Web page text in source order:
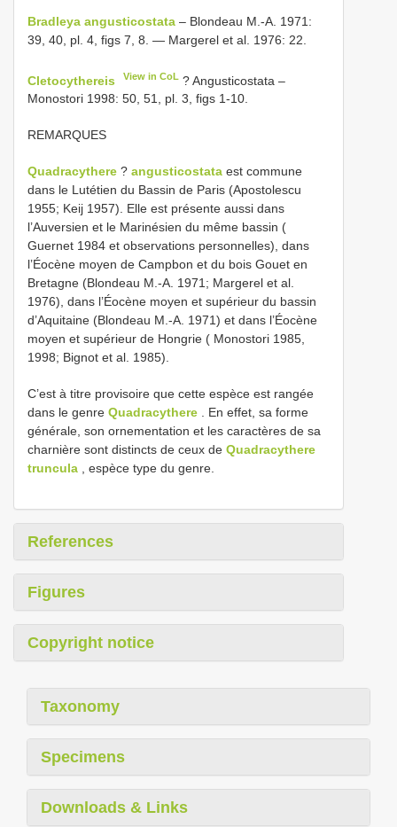
Bradleya angusticostata – Blondeau M.-A. 1971:
39, 40, pl. 4, figs 7, 8. — Margerel et al. 1976: 22.
Cletocythereis View in CoL ? Angusticostata –
Monostori 1998: 50, 51, pl. 3, figs 1-10.
REMARQUES
Quadracythere ? angusticostata est commune
dans le Lutétien du Bassin de Paris (Apostolescu
1955; Keij 1957). Elle est présente aussi dans
l’Auversien et le Marinésien du même bassin (
Guernet 1984 et observations personnelles), dans
l’Éocène moyen de Campbon et du bois Gouet en
Bretagne (Blondeau M.-A. 1971; Margerel et al.
1976), dans l’Éocène moyen et supérieur du bassin
d’Aquitaine (Blondeau M.-A. 1971) et dans l’Éocène
moyen et supérieur de Hongrie ( Monostori 1985,
1998; Bignot et al. 1985).
C’est à titre provisoire que cette espèce est rangée
dans le genre Quadracythere . En effet, sa forme
générale, son ornementation et les caractères de sa
charnière sont distincts de ceux de Quadracythere
truncula , espèce type du genre.
References
Figures
Copyright notice
Taxonomy
Specimens
Downloads & Links